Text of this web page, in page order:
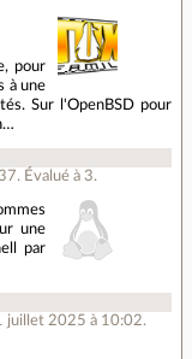
pour
à une
Sur l'OpenBSD pour
. Évalué à 3.
une
par
juillet 2025 à 10:02.